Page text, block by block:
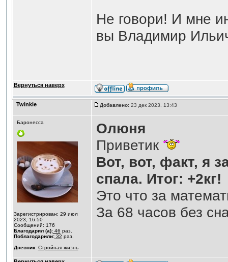
Не говори! И мне
вы Владимир
Вернуться наверх
Twinkle Добавлено:23 дек 2023, 13:43
Баронесса
Зарегистрирован: 29 июл
2023, 16:50
Сообщений: 176
Благодарил (а):46 раз.
Поблагодарили:32 раз.
Дневник: Стройная жизнь
Олюня
Приветик
Вот, вот, факт, я
спала. Итог: +2кг!
Это что за
За 68 часов без